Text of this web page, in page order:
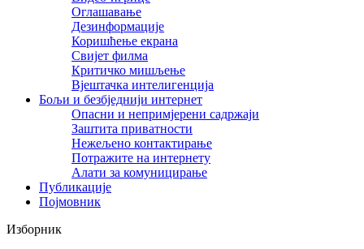
Оглашавање
Дезинформације
Коришћење екрана
Свијет филма
Критичко мишљење
Вјештачка интелигенција
Бољи и безбједнији интернет
Опасни и непримјерени садржаји
Заштита приватности
Нежељено контактирање
Потражите на интернету
Алати за комуницирање
Публикације
Појмовник
Изборник